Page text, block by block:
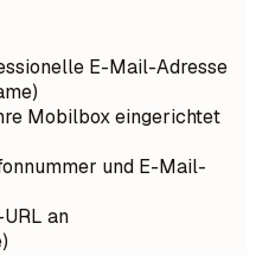
E-Mail-Adresse
Mobilbox eingerichtet
und E-Mail-
an